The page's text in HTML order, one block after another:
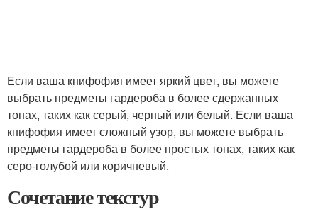
Если ваша книфофия имеет яркий цвет, вы можете
выбрать предметы гардероба в более сдержанных
тонах, таких как серый, черный или белый. Если ваша
книфофия имеет сложный узор, вы можете выбрать
предметы гардероба в более простых тонах, таких как
серо-голубой или коричневый.
Сочетание текстур